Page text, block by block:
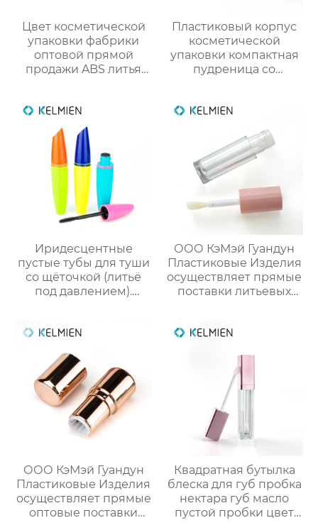
Цвет косметической
упаковки фабрики
оптовой прямой
продажи ABS литья
столкновения тушь
пустой бутылки
трубки
Пластиковый корпус
косметической
упаковки компактная
пудреница со
дизайна
Иридесцентные
пустые тубы для туши
со щёточкой (литьё
под давлением).
производителя
косметики
ООО КэМэй Гуандун
Пластиковые Изделия
осуществляет прямые
поставки литьевых
мл (пустая упаковка)
ООО КэМэй Гуандун
Пластиковые Изделия
осуществляет прямые
оптовые поставки
Квадратная бутылка
блеска для губ пробка
нектара губ масло
пустой пробки цвет